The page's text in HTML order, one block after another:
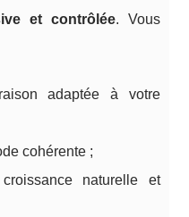
et contrôlée. Vous
adaptée à votre
cohérente ;
naturelle et